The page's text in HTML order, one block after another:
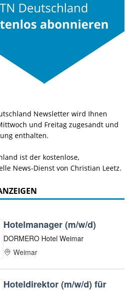
Newsletter wird Ihnen
und Freitag zugesandt und
enthalten.
ist der kostenlose,
News-Dienst von Christian Leetz.